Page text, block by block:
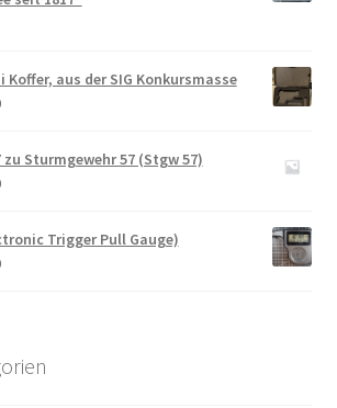
Koffer, aus der SIG Konkursmasse
Aktueller
ist:
CHF 56.00.
Sturmgewehr 57 (Stgw 57)
Aktueller
ist:
CHF 45.00.
Trigger Pull Gauge)
Aktueller